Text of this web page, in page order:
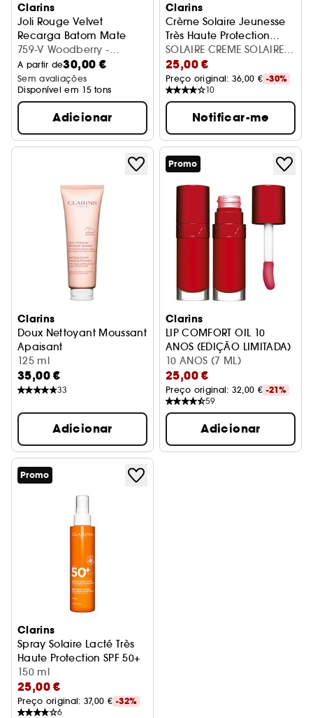
Clarins
Joli Rouge Velvet
Recarga Batom Mate
759-V Woodberry -
Recarga (3.5gr)
A partir de30,00 €
Sem avaliações
Disponível em 15 tons
Adicionar
Clarins
Crème Solaire Jeunesse
Très Haute Protection
SPF50+
Protetores solares
SOLAIRE CREME SOLAIRE
CORPS SPF50
25,00 €
Preço original: 36,00 € -30%
10
Notificar-me
Clarins
Doux Nettoyant Moussant
Apaisant
Espuma de limpeza facial
125 ml
35,00 €
33
Adicionar
Promo
Clarins
LIP COMFORT OIL 10
ANOS (EDIÇÃO LIMITADA)
Óleo Nutritivo
10 ANOS (7 ML)
25,00 €
Preço original: 32,00 € -21%
59
Adicionar
Promo
Clarins
Spray Solaire Lacté Très
Haute Protection SPF 50+
Protetores solares
150 ml
25,00 €
Preço original: 37,00 € -32%
6